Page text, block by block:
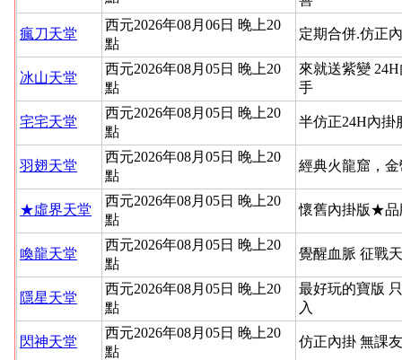
瘋刀天堂
西元2026年08月06日 晚上20
點
定期合併.仿正
冰山天堂
西元2026年08月05日 晚上20
點
來就送紫變
手
宅宅天堂
西元2026年08月05日 晚上20
點
半仿正24H內掛
羽翅天堂
西元2026年08月05日 晚上20
點
經典火龍窟，
★虛界天堂
西元2026年08月05日 晚上20
點
懷舊內掛版★品
喚龍天堂
西元2026年08月05日 晚上20
點
覺醒血脈 征戰
隱星天堂
西元2026年08月05日 晚上20
點
最好玩的寶版
入
閃神天堂
西元2026年08月05日 晚上20
點
仿正內掛 無課